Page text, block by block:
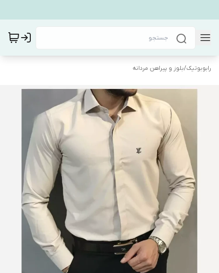
رابوبوتیک/بلوز و پیراهن مردانه